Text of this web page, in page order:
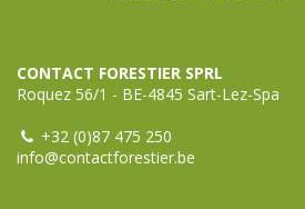
CONTACT FORESTIER SPRL
Roquez 56/1 - BE-4845 Sart-Lez-Spa
+32 (0)87 475 250
info@contactforestier.be